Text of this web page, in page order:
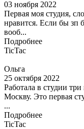
03 ноября 2022
Первая моя студия,
нравится. Если бы зп
вооб...
Подробнее
TicTac
Ольга
25 октября 2022
Работала в студии
Москву. Это первая
...
Подробнее
TicTac